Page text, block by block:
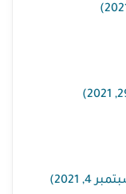
4, 2021)